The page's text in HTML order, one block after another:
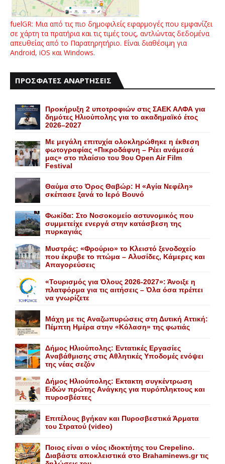
fuelGR: Μια από τις πιο δημοφιλείς εφαρμογές που εμφανίζει
σε χάρτη τα πρατήρια και τις τιμές τους, αντλώντας δεδομένα
απευθείας από το Παρατηρητήριο. Είναι διαθέσιμη για
Android, iOS και Windows.
ΠΡΟΣΦΑΤΕΣ ΑΝΑΡΤΗΣΕΙΣ
Προκήρυξη 2 υποτροφιών στις ΣΑΕΚ ΑΛΦΑ για
δημότες Ηλιούπολης για το ακαδημαϊκό έτος
2026–2027
Με μεγάλη επιτυχία ολοκληρώθηκε η έκθεση
φωτογραφίας «Πικροδάφνη – Ρέει ανάμεσά
μας» στο πλαίσιο του 9ου Open Air Film
Festival
Θαύμα στο Όρος Θαβώρ: H «Aγία Nεφέλη»
σκέπασε ξανά το Iερό Bουνό
Φωκίδα: Στο Νοσοκομείο αστυνομικός που
συμμετείχε ενεργά στην κατάσβεση της
πυρκαγιάς
Mυστράς: «Φρούριο» το Kλειστό ξενοδοχείο
που έκρυβε το πτώμα – Aλυσίδες, Kάμερες και
Aπαγορεύσεις
«Τουρισμός για Όλους 2026-2027»: Άνοιξε η
πλατφόρμα για τις αιτήσεις – Όλα όσα πρέπει
να γνωρίζετε
Mάχη με τις Aναζωπυρώσεις στη Δυτική Aττική:
Πέμπτη Hμέρα στην «Kόλαση» της φωτιάς
Δήμος Ηλιούπολης: Eντατικές Eργασίες
Aναβάθμισης στις Aθλητικές Yποδομές ενόψει
της νέας σεζόν
Δήμος Ηλιούπολης: Eκτακτη συγκέντρωση
Eιδών πρώτης Aνάγκης για πυρόπληκτους και
πυροσβέστες
Επιτέλους βγήκαν και Πυροσβεστικά Άρματα
του Στρατού (video)
Ποιος είναι ο νέος ιδιοκτήτης του Crepelino.
Διαβάστε αποκλειστικά στο Brahaminews.gr τις